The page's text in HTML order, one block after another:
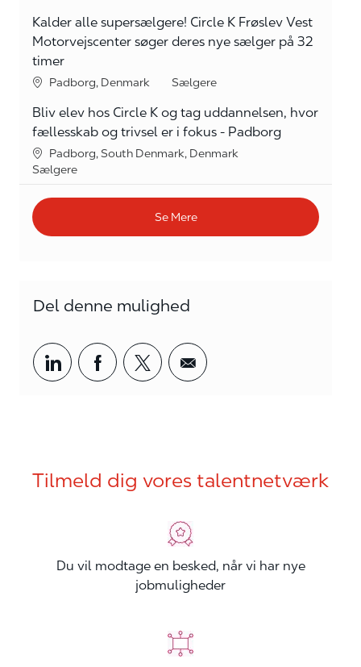
Kalder alle supersælgere! Circle K Frøslev Vest
Motorvejscenter søger deres nye sælger på 32
timer
Lokation
Padborg, Denmark kategori
Sælgere
Bliv elev hos Circle K og tag uddannelsen, hvor
fællesskab og trivsel er i fokus - Padborg
Lokation
Padborg, South Denmark, Denmark
kategori
Sælgere
Se Mere
Del denne mulighed
Del via LinkedIn
Del via Facebook
Del via twitter
Del via mail
Tilmeld dig vores talentnetværk
Du vil modtage en besked, når vi har nye
jobmuligheder